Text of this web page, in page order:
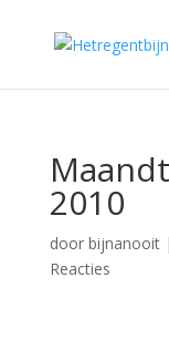
2010
door bijnanooit|
Reacties